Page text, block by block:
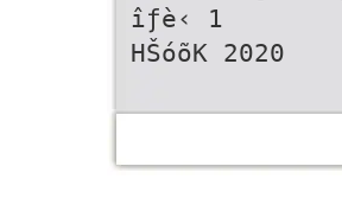
îƒè‹ 1
HŠóõK 2020